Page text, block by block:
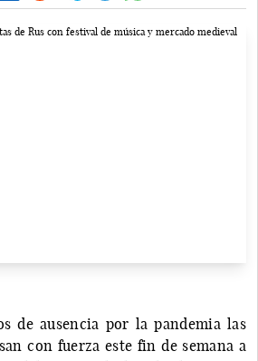
de ausencia por la pandemia las
con fuerza este fin de semana a